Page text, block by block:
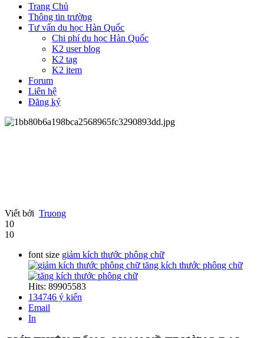
Trang Chủ
Thông tin trường
Tư vấn du học Hàn Quốc
Chi phí du học Hàn Quốc
K2 user blog
K2 tag
K2 item
Forum
Liên hệ
Đăng ký
Viết bởi Truong
10
10
font size giảm kích thước phông chữ
tăng kích thước phông chữ
Hits: 89905583
134746 ý kiến
Email
In